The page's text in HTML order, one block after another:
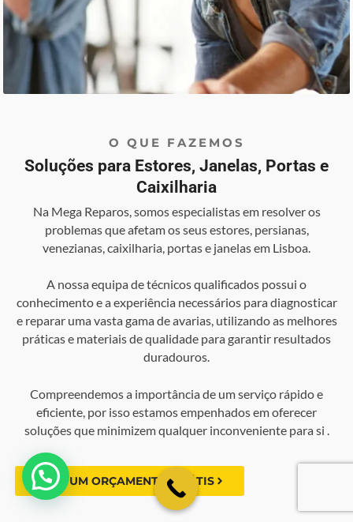
O QUE FAZEMOS
Soluções para Estores, Janelas, Portas e
Caixilharia
Na Mega Reparos, somos especialistas em resolver os
problemas que afetam os seus estores, persianas,
venezianas, caixilharia, portas e janelas em Lisboa.
A nossa equipa de técnicos qualificados possui o
conhecimento e a experiência necessários para diagnosticar
e reparar uma vasta gama de avarias, utilizando as melhores
práticas e materiais de qualidade para garantir resultados
duradouros.
Compreendemos a importância de um serviço rápido e
eficiente, por isso estamos empenhados em oferecer
soluções que minimizem qualquer inconveniente para si .
FAÇA UM ORÇAMENTO GRÁTIS
💬 Como podemos ajudar?